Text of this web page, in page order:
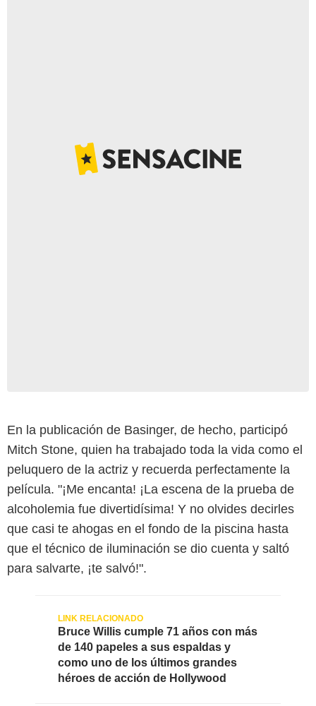
En la publicación de Basinger, de hecho, participó
Mitch Stone, quien ha trabajado toda la vida como el
peluquero de la actriz y recuerda perfectamente la
película. "¡Me encanta! ¡La escena de la prueba de
alcoholemia fue divertidísima! Y no olvides decirles
que casi te ahogas en el fondo de la piscina hasta
que el técnico de iluminación se dio cuenta y saltó
para salvarte, ¡te salvó!".
Bruce Willis cumple 71 años con más
de 140 papeles a sus espaldas y
como uno de los últimos grandes
héroes de acción de Hollywood